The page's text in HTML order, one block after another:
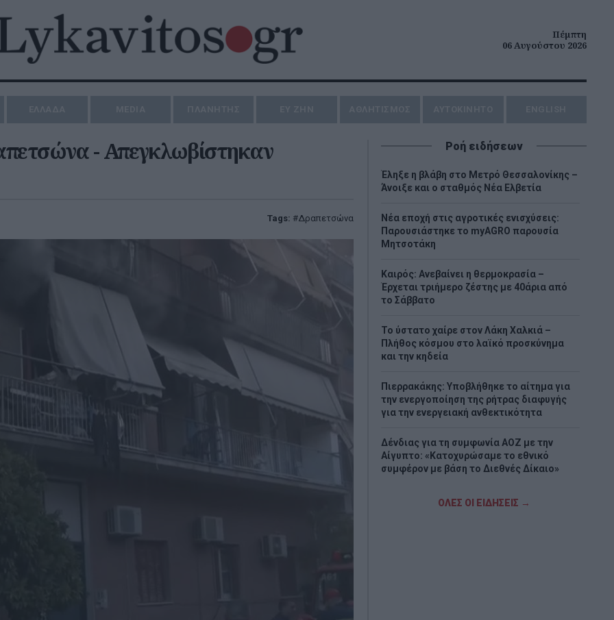
Πέμπτη
06 Αυγούστου 2026
- Απεγκλωβίστηκαν
Tags: Δραπετσώνα
Ροή ειδήσεων
Έληξε η βλάβη στο Μετρό Θεσσαλονίκης –
Άνοιξε και ο σταθμός Νέα Ελβετία
Νέα εποχή στις αγροτικές ενισχύσεις:
Παρουσιάστηκε το myAGRO παρουσία
Μητσοτάκη
Καιρός: Ανεβαίνει η θερμοκρασία –
Έρχεται τριήμερο ζέστης με 40άρια από
το Σάββατο
Το ύστατο χαίρε στον Λάκη Χαλκιά –
Πλήθος κόσμου στο λαϊκό προσκύνημα
και την κηδεία
Πιερρακάκης: Υποβλήθηκε το αίτημα για
την ενεργοποίηση της ρήτρας διαφυγής
για την ενεργειακή ανθεκτικότητα
Δένδιας για τη συμφωνία ΑΟΖ με την
Αίγυπτο: «Κατοχυρώσαμε το εθνικό
συμφέρον με βάση το Διεθνές Δίκαιο»
Γρήγορες αποζημιώσεις στους πληγέντες
ΟΛΕΣ ΟΙ ΕΙΔΗΣΕΙΣ →